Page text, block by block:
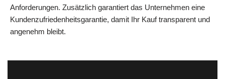
Anforderungen. Zusätzlich garantiert das Unternehmen eine
Kundenzufriedenheitsgarantie, damit Ihr Kauf transparent und
angenehm bleibt.